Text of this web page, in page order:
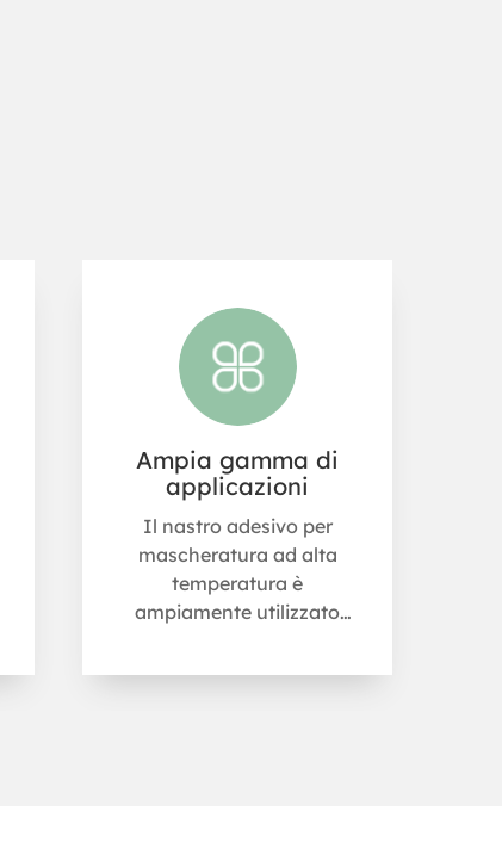
Ampia gamma di
applicazioni
Il nastro adesivo per
mascheratura ad alta
temperatura è
ampiamente utilizzato
cottura delle auto, nella